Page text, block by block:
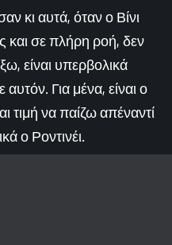
κι αυτά, όταν ο Βίνι
και σε πλήρη ροή, δεν
είναι υπερβολικά
Για μένα, είναι ο
τιμή να παίζω απέναντί
ο Ροντινέι.